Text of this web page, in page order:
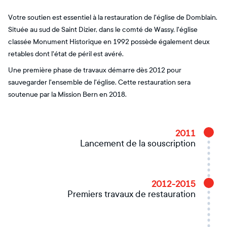
Votre soutien est essentiel à la restauration de l'église de Domblain.
Située au sud de Saint Dizier, dans le comté de Wassy, l'église
classée Monument Historique en 1992 possède également deux
retables dont l'état de péril est avéré.
Une première phase de travaux démarre dès 2012 pour
sauvegarder l'ensemble de l'église. Cette restauration sera
soutenue par la Mission Bern en 2018.
2011
Lancement de la souscription
2012-2015
Premiers travaux de restauration